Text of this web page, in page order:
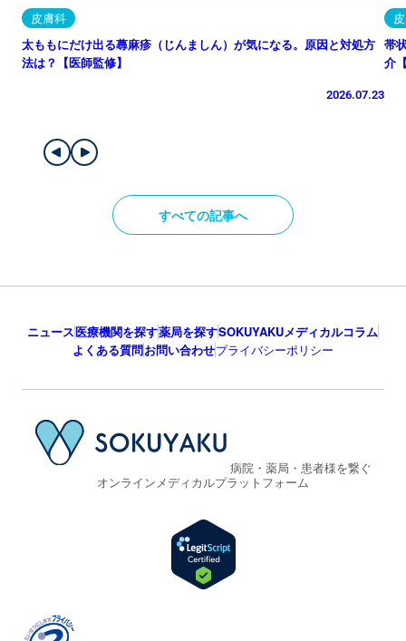
皮膚科
太ももにだけ出る蕁麻疹（じんましん）が気になる。原因と対処方
法は？【医師監修】
2026.07.23
帯
介
すべての記事へ
ニュース医療機関を探す薬局を探すSOKUYAKUメディカルコラム
よくある質問お問い合わせプライバシーポリシー
病院・薬局・患者様を繋ぐ
オンラインメディカルプラットフォーム